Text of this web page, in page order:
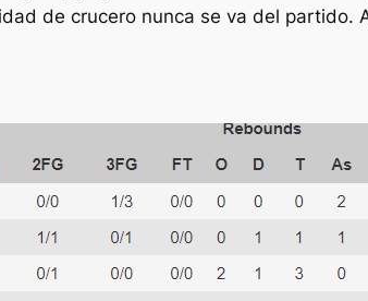
de crucero nunca se va del partido.